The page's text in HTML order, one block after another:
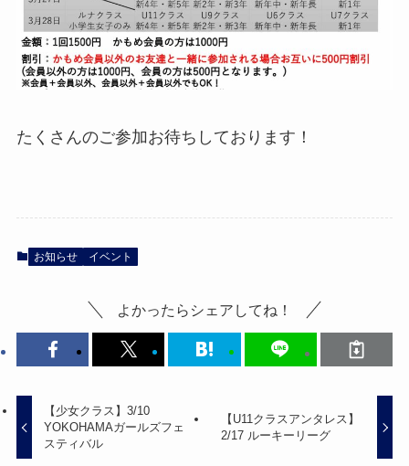
たくさんのご参加お待ちしております！
お知らせ イベント
よかったらシェアしてね！
【少女クラス】3/10
YOKOHAMAガールズフェ
スティバル
【U11クラスアンタレス】
2/17 ルーキーリーグ